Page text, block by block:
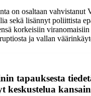
on osaltaan vahvistanut
sekä lisännyt poliittista
korkeisiin viranomaisiin
ja vallan
tapauksesta
keskustelua